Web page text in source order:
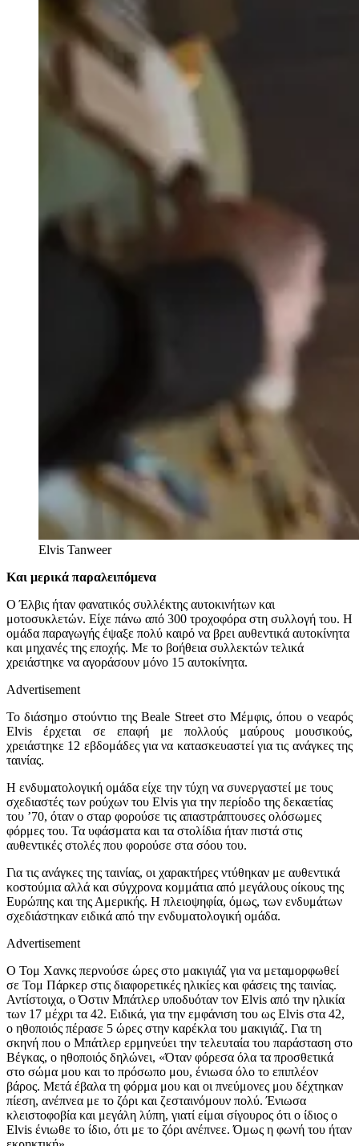
Elvis Tanweer
Και μερικά παραλειπόμενα
ΟΈλβις ήταν φανατικός συλλέκτης αυτοκινήτων και
μοτοσυκλετών. Είχε πάνω από 300 τροχοφόρα στη συλλογή του. Η
ομάδα παραγωγής έψαξε πολύ καιρό να βρει αυθεντικά αυτοκίνητα
και μηχανές της εποχής. Με το βοήθεια συλλεκτών τελικά
χρειάστηκε να αγοράσουν μόνο 15 αυτοκίνητα.
Advertisement
Το διάσημο στούντιο της Beale Street στο Μέμφις, όπου ο νεαρός
Elvis έρχεται σε επαφή με πολλούς μαύρους μουσικούς,
χρειάστηκε 12 εβδομάδες για να κατασκευαστεί για τις ανάγκες της
ταινίας.
Η ενδυματολογική ομάδα είχε την τύχη να συνεργαστεί με τους
σχεδιαστές των ρούχων του Elvis για την περίοδο της δεκαετίας
του ’70, όταν ο σταρ φορούσε τις απαστράπτουσες ολόσωμες
φόρμες του. Τα υφάσματα και τα στολίδια ήταν πιστά στις
αυθεντικές στολές που φορούσε στα σόου του.
Για τις ανάγκες της ταινίας, οι χαρακτήρες ντύθηκαν με αυθεντικά
κοστούμια αλλά και σύγχρονα κομμάτια από μεγάλους οίκους της
Ευρώπης και της Αμερικής. Η πλειοψηφία, όμως, των ενδυμάτων
σχεδιάστηκαν ειδικά από την ενδυματολογική ομάδα.
Advertisement
Ο Τομ Χανκς περνούσε ώρες στο μακιγιάζ για να μεταμορφωθεί
σε Τομ Πάρκερ στις διαφορετικές ηλικίες και φάσεις της ταινίας.
Αντίστοιχα, ο Όστιν Μπάτλερ υποδυόταν τον Elvis από την ηλικία
των 17 μέχρι τα 42. Ειδικά, για την εμφάνιση του ως Elvis στα 42,
ο ηθοποιός πέρασε 5 ώρες στην καρέκλα του μακιγιάζ. Για τη
σκηνή που ο Μπάτλερ ερμηνεύει την τελευταία του παράσταση στο
Βέγκας, ο ηθοποιός δηλώνει, «Όταν φόρεσα όλα τα προσθετικά
στο σώμα μου και το πρόσωπο μου, ένιωσα όλο το επιπλέον
βάρος. Μετά έβαλα τη φόρμα μου και οι πνεύμονες μου δέχτηκαν
πίεση, ανέπνεα με το ζόρι και ζεσταινόμουν πολύ. Ένιωσα
κλειστοφοβία και μεγάλη λύπη, γιατί είμαι σίγουρος ότι ο ίδιος ο
Elvis ένιωθε το ίδιο, ότι με το ζόρι ανέπνεε. Όμως η φωνή του ήταν